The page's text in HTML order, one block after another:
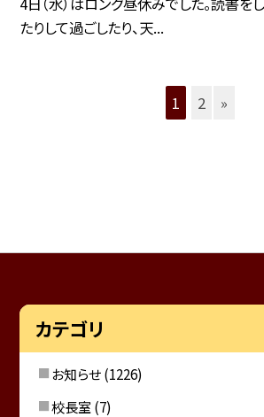
たりして過ごしたり、天...
1 2 »
カテゴリ
お知らせ(1226)
校長室 (7)